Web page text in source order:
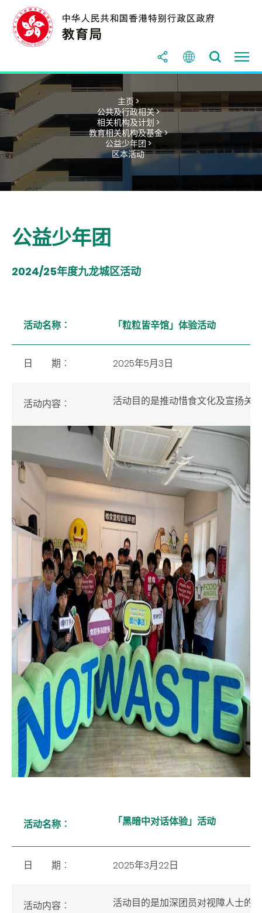
主页 >
公共及行政相关 >
相关机构及计划 >
教育相关机构及基金 >
公益少年团 >
区本活动
公益少年团
2024/25年度九龙城区活动
活动名称︰ 「粒粒皆辛馆」体验活动
日 期︰ 2025年5月3日
活动内容 ︰ 活动目的是推动惜食文化及宣扬关
活动名称︰ 「黑暗中对话体验」活动
日 期︰ 2025年3月22日
活动内容 ︰ 活动目的是加深团员对视障人士的